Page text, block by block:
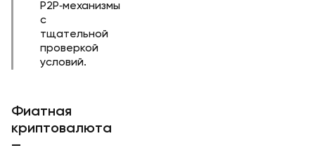
P2P‑механизмы
с
тщательной
проверкой
условий.
Фиатная
криптовалюта
—